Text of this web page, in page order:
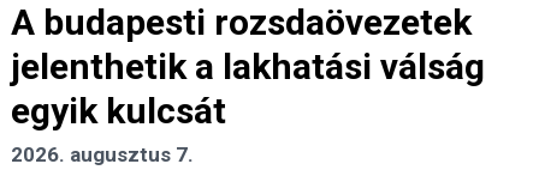
A budapesti rozsdaövezetek
jelenthetik a lakhatási válság
egyik kulcsát
2026. augusztus 7.